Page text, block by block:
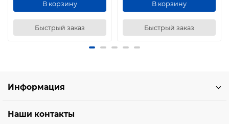
В корзину
Быстрый заказ
В корзину
Быстрый заказ
Информация
Наши контакты